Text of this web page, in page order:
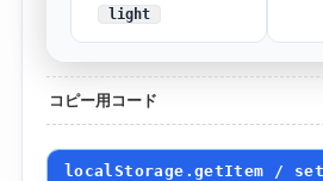
light
コピー用コード
localStorage.getItem /